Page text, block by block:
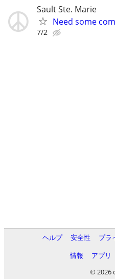
Sault Ste. Marie
Need some
7/2
ヘルプ 安全性 プラ
情報
アプリ
© 2026